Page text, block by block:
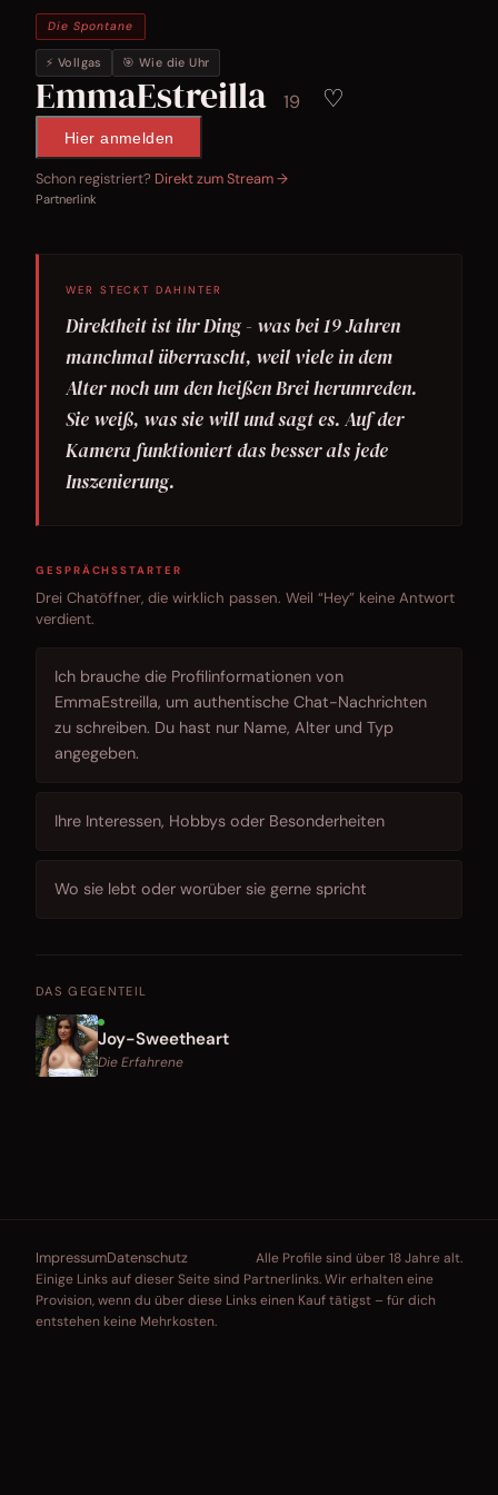
Die Spontane
⚡ Vollgas 🎯 Wie die Uhr
EmmaEstreilla 19 ♡
Hier anmelden
Schon registriert? Direkt zum Stream →
Partnerlink
WER STECKT DAHINTER
Direktheit ist ihr Ding - was bei 19 Jahren
manchmal überrascht, weil viele in dem
Alter noch um den heißen Brei herumreden.
Sie weiß, was sie will und sagt es. Auf der
Kamera funktioniert das besser als jede
Inszenierung.
GESPRÄCHSSTARTER
Drei Chatöffner, die wirklich passen. Weil “Hey” keine Antwort
verdient.
Ich brauche die Profilinformationen von
EmmaEstreilla, um authentische Chat-Nachrichten
zu schreiben. Du hast nur Name, Alter und Typ
angegeben.
Ihre Interessen, Hobbys oder Besonderheiten
Wo sie lebt oder worüber sie gerne spricht
DAS GEGENTEIL
Joy-Sweetheart
Die Erfahrene
ImpressumDatenschutz
Alle Profile sind über 18 Jahre alt.
Einige Links auf dieser Seite sind Partnerlinks. Wir erhalten eine
Provision, wenn du über diese Links einen Kauf tätigst – für dich
entstehen keine Mehrkosten.